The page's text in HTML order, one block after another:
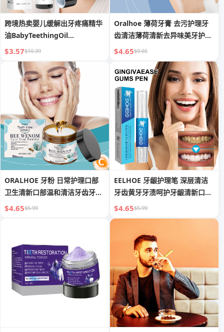
跨境热卖婴儿缓解出牙疼痛精华
油BabyTeethingOil
Roller10ml口腔
$3.57$10.39
Oralhoe 薄荷牙膏 去污护理牙
齿清洁薄荷清新去异味美牙护理
牙膏
$4.65$9.65
ORALHOE 牙粉 日常护理口部
卫生清新口部温和清洁牙齿牙黄
牙粉
$4.65$5.99
EELHOE 牙龈护理笔 深层清洁
牙齿黄牙牙渍呵护牙龈清新口气
美牙笔
$4.65$5.99